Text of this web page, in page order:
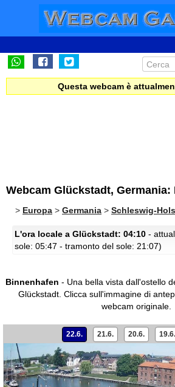
Questa webcam è
Webcam Glückstadt, Germania:
> Europa > Germania > Schleswig-
L'ora locale a Glückstadt: 04:10 -
sole: 05:47 - tramonto del sole: 21:07)
Binnenhafen - Una bella vista dall'ostello
Glückstadt. Clicca sull'immagine di
webcam originale.
22.6. 21.6. 20.6. 19.6.